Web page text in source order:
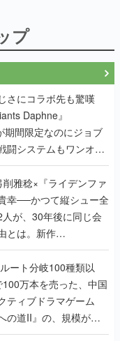
さにコラボ先も驚嘆
Daphne』
システムもワンオフ
両ディレクターに聞
雅稔×『ライデンファ
幸──かつて縦シュー全
が、30年後に同じ会
とは。新作
』で初タッグを組
訊く開発秘話
ート分岐100種類以
万本を売った、中国
ティブドラマゲーム
道II』の、規模が違
ューサーに聞いた
ープン？ スマホア
として、わずか6ヵ月で
行った発見型ストア